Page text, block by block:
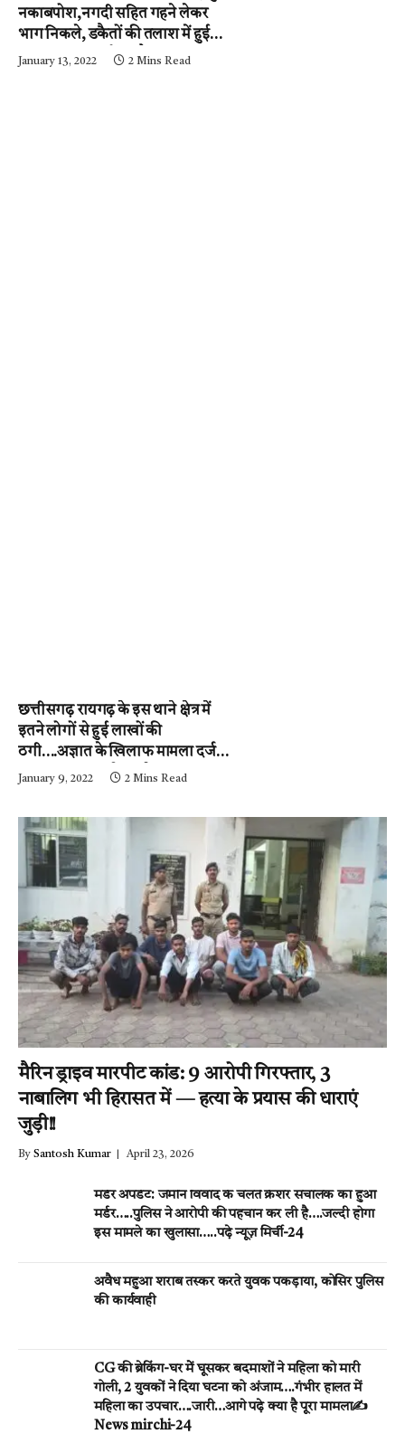
नकाबपोश,नगदी सहित गहने लेकर
भाग निकले, डकैतों की तलाश में हुई
नाकाबंदी…..आईजी और
January 13, 2022 2 Mins Read
छत्तीसगढ़ रायगढ़ के इस थाने क्षेत्र में
इतने लोगों से हुई लाखों की
ठगी….अज्ञात के खिलाफ मामला दर्ज,
पुलिस जुटी जांच में….पढ़े न्यूज़
January 9, 2022 2 Mins Read
मैरिन ड्राइव मारपीट कांड: 9 आरोपी गिरफ्तार, 3
नाबालिग भी हिरासत में — हत्या के प्रयास की धाराएं
जुड़ी!!
By Santosh Kumar April 23, 2026
मर्डर अपडेट: जमीन विवाद के चलते क्रेशर संचालक का हुआ
मर्डर…..पुलिस ने आरोपी की पहचान कर ली है….जल्दी होगा
इस मामले का खुलासा…..पढ़े न्यूज़ मिर्ची-24
अवैध महुआ शराब तस्कर करते युवक पकड़ाया, कोसिर पुलिस
की कार्यवाही
CG की ब्रेकिंग-घर मेें घूसकर बदमाशों ने महिला को मारी
गोली, 2 युवकों ने दिया घटना को अंजाम….गंभीर हालत में
महिला का उपचार….जारी…आगे पढ़े क्या है पूरा मामला✍️
News mirchi-24